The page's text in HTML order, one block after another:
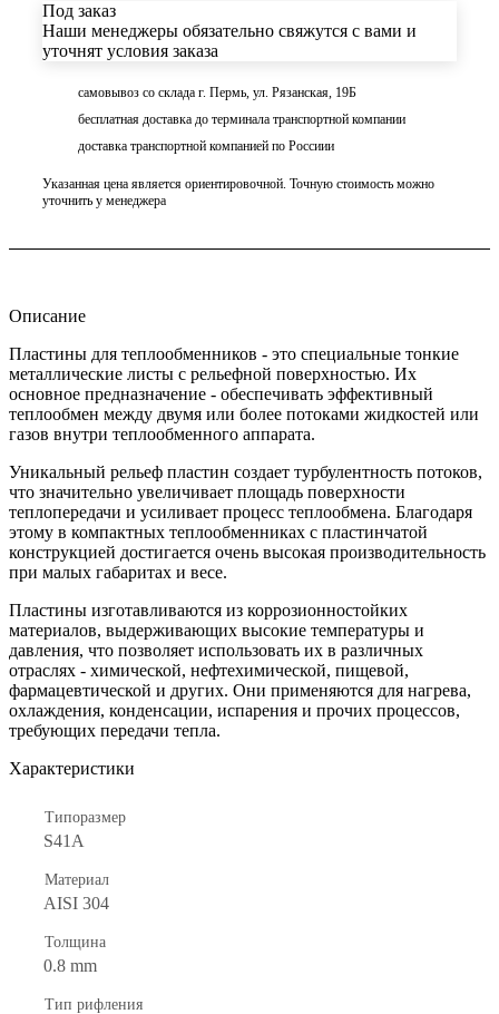
Под заказ
Наши менеджеры обязательно свяжутся с вами и
уточнят условия заказа
самовывоз со склада г. Пермь, ул. Рязанская, 19Б
бесплатная доставка до терминала транспортной компании
доставка транспортной компанией по Россиии
Указанная цена является ориентировочной. Точную стоимость можно
уточнить у менеджера
Описание
Пластины для теплообменников - это специальные тонкие
металлические листы с рельефной поверхностью. Их
основное предназначение - обеспечивать эффективный
теплообмен между двумя или более потоками жидкостей или
газов внутри теплообменного аппарата.
Уникальный рельеф пластин создает турбулентность потоков,
что значительно увеличивает площадь поверхности
теплопередачи и усиливает процесс теплообмена. Благодаря
этому в компактных теплообменниках с пластинчатой
конструкцией достигается очень высокая производительность
при малых габаритах и весе.
Пластины изготавливаются из коррозионностойких
материалов, выдерживающих высокие температуры и
давления, что позволяет использовать их в различных
отраслях - химической, нефтехимической, пищевой,
фармацевтической и других. Они применяются для нагрева,
охлаждения, конденсации, испарения и прочих процессов,
требующих передачи тепла.
Характеристики
Типоразмер
S41A
Материал
AISI 304
Толщина
0.8 mm
Тип рифления